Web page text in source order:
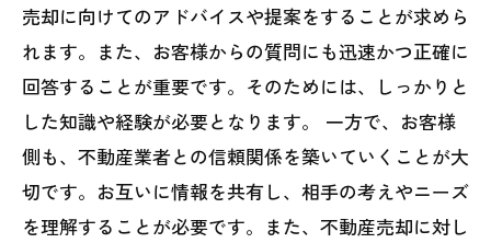
売却に向けてのアドバイスや提案をすることが求めら
れます。また、お客様からの質問にも迅速かつ正確に
回答することが重要です。そのためには、しっかりと
した知識や経験が必要となります。 一方で、お客様
側も、不動産業者との信頼関係を築いていくことが大
切です。お互いに情報を共有し、相手の考えやニーズ
を理解することが必要です。また、不動産売却に対し